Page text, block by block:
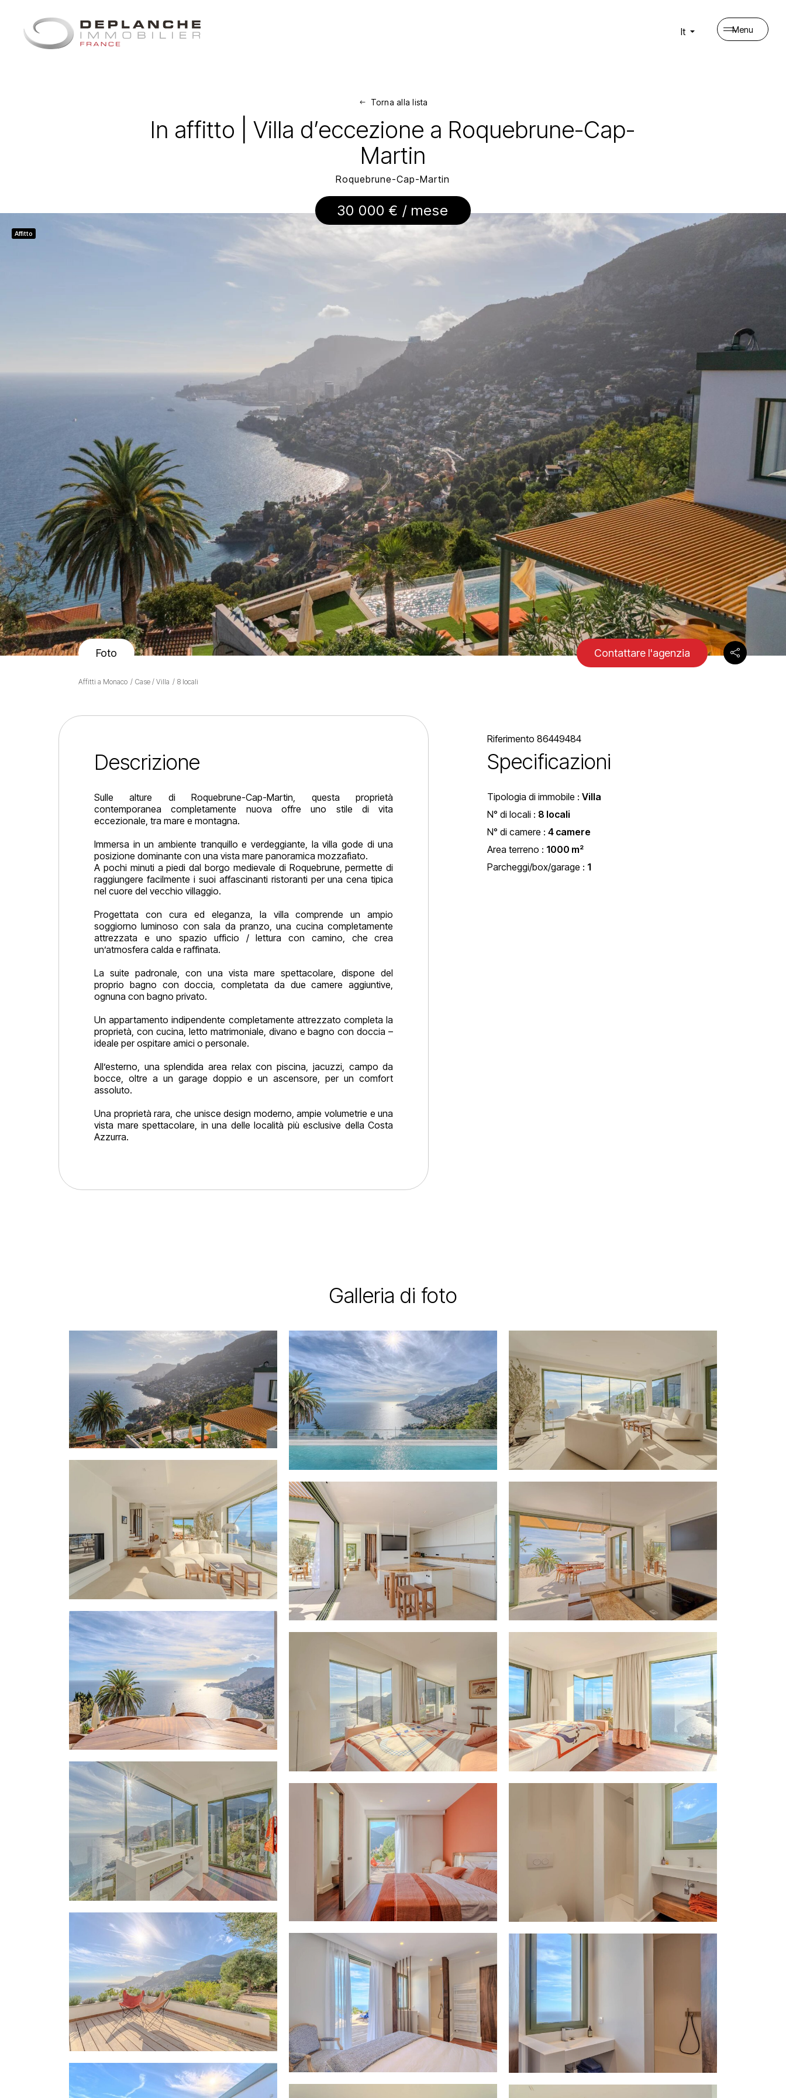
Menu
It
Torna alla lista
In affitto | Villa d’eccezione a Roquebrune-Cap-
Martin
Roquebrune-Cap-Martin
30 000 € / mese
Affitto
Foto Contattare l'agenzia
Affitti a Monaco Case / Villa 8 locali
Descrizione
Sulle alture di Roquebrune-Cap-Martin, questa proprietà
contemporanea completamente nuova offre uno stile di vita
eccezionale, tra mare e montagna.
Immersa in un ambiente tranquillo e verdeggiante, la villa gode di una
posizione dominante con una vista mare panoramica mozzafiato.
A pochi minuti a piedi dal borgo medievale di Roquebrune, permette di
raggiungere facilmente i suoi affascinanti ristoranti per una cena tipica
nel cuore del vecchio villaggio.
Progettata con cura ed eleganza, la villa comprende un ampio
soggiorno luminoso con sala da pranzo, una cucina completamente
attrezzata e uno spazio ufficio / lettura con camino, che crea
un’atmosfera calda e raffinata.
La suite padronale, con una vista mare spettacolare, dispone del
proprio bagno con doccia, completata da due camere aggiuntive,
ognuna con bagno privato.
Un appartamento indipendente completamente attrezzato completa la
proprietà, con cucina, letto matrimoniale, divano e bagno con doccia –
ideale per ospitare amici o personale.
All’esterno, una splendida area relax con piscina, jacuzzi, campo da
bocce, oltre a un garage doppio e un ascensore, per un comfort
assoluto.
Una proprietà rara, che unisce design moderno, ampie volumetrie e una
vista mare spettacolare, in una delle località più esclusive della Costa
Azzurra.
Riferimento 86449484
Specificazioni
Tipologia di immobile :Villa
N° di locali : 8 locali
N° di camere :4 camere
Area terreno : 1000 m²
Parcheggi/box/garage : 1
Galleria di foto